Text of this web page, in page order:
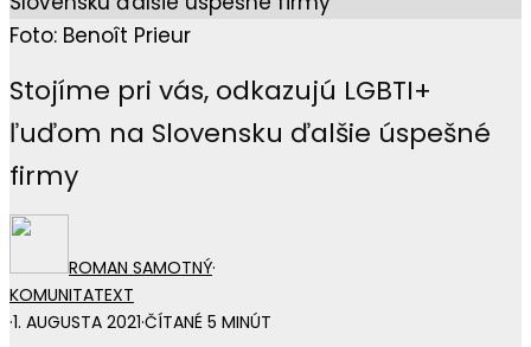
Foto: Benoît Prieur
Stojíme pri vás, odkazujú LGBTI+
ľuďom na Slovensku ďalšie úspešné
firmy
ROMAN SAMOTNÝ·
KOMUNITATEXT
·1. AUGUSTA 2021·ČÍTANÉ 5 MINÚT